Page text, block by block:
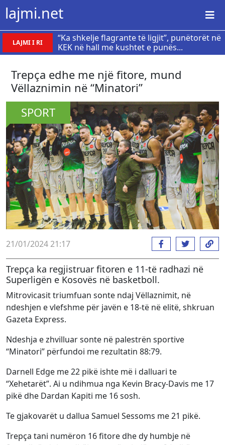
lajmi.net
LAJMI I RI
“Ka shkelje flagrante të ligjit”, punëtorët në
KEK në hall me kushtet e punës...
Trepça edhe me një fitore, mund
Vëllaznimin në “Minatori”
SPORT
21/01/2024 21:17
Trepça ka regjistruar fitoren e 11-të radhazi në
Superligën e Kosovës në basketboll.
Mitrovicasit triumfuan sonte ndaj Vëllaznimit, në
ndeshjen e vlefshme për javën e 18-të në elitë, shkruan
Gazeta Express.
Ndeshja e zhvilluar sonte në palestrën sportive
“Minatori” përfundoi me rezultatin 88:79.
Darnell Edge me 22 pikë ishte më i dalluari te
“Xehetarët”. Ai u ndihmua nga Kevin Bracy-Davis me 17
pikë dhe Dardan Kapiti me 16 sosh.
Te gjakovarët u dallua Samuel Sessoms me 21 pikë.
Trepça tani numëron 16 fitore dhe dy humbje në